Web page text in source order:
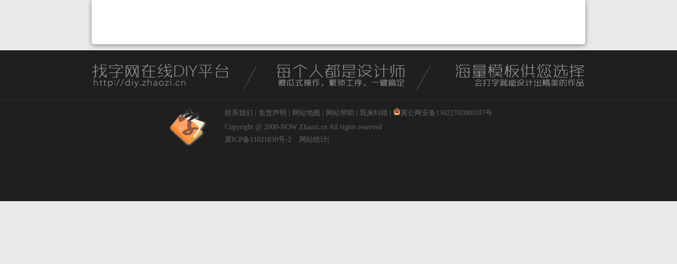
联系我们 免责声明 网站地图 网站帮助 我来纠错
冀公网安备13022702000107号
Copyright @ 2000-NOW Zhaozi.cn All rights reserved
冀ICP备11021830号-2
网站统计